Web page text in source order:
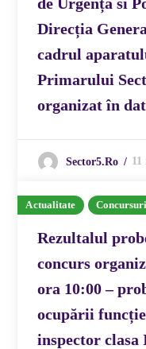
Direcția
cadrul
Primarului
organizat în
Sector5.ro
Actualitate Concursuri
Rezultalul
concurs
ora 10:00 –
ocupării
inspector